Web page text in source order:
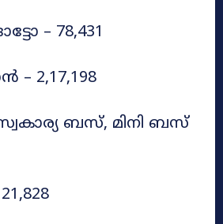
– 78,431
– 2,17,198
ബസ്, മിനി ബസ്